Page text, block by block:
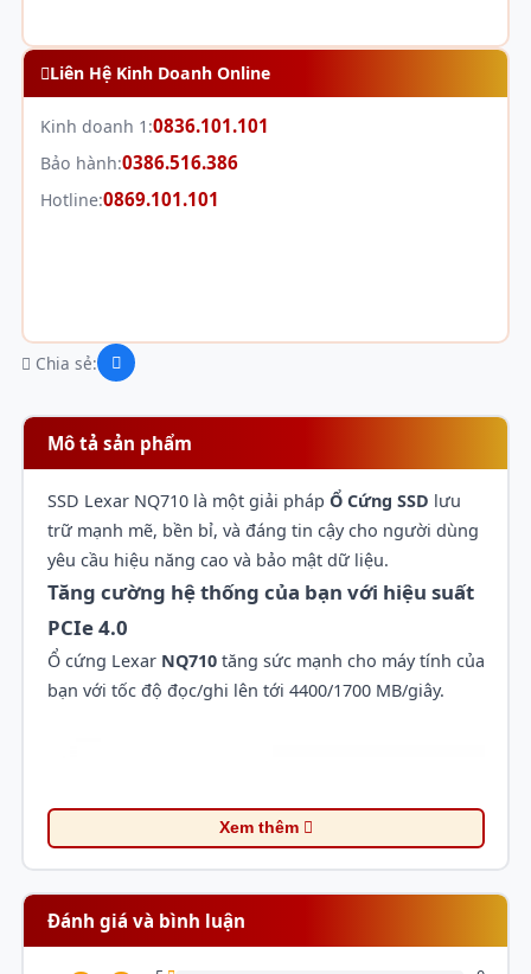
Liên Hệ Kinh Doanh Online
Kinh doanh 1:0836.101.101
Bảo hành:0386.516.386
Hotline:0869.101.101
Chia sẻ:
Mô tả sản phẩm
SSD Lexar NQ710 là một giải pháp Ổ Cứng SSD lưu
trữ mạnh mẽ, bền bỉ, và đáng tin cậy cho người dùng
yêu cầu hiệu năng cao và bảo mật dữ liệu.
Tăng cường hệ thống của bạn với hiệu suất
PCIe 4.0
Ổ cứng Lexar NQ710tăng sức mạnh cho máy tính của
bạn với tốc độ đọc/ghi lên tới 4400/1700 MB/giây.
Xem thêm
Đánh giá và bình luận